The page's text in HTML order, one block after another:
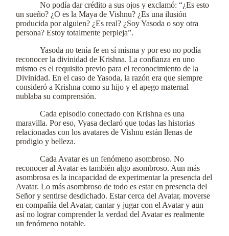
No podía dar crédito a sus ojos y exclamó: “¿Es esto
un sueño? ¿O es la Maya de Vishnu? ¿Es una ilusión
producida por alguien? ¿Es real? ¿Soy Yasoda o soy otra
persona? Estoy totalmente perpleja”.
Yasoda no tenía fe en sí misma y por eso no podía
reconocer la divinidad de Krishna. La confianza en uno
mismo es el requisito previo para el reconocimiento de la
Divinidad. En el caso de Yasoda, la razón era que siempre
consideró a Krishna como su hijo y el apego maternal
nublaba su comprensión.
Cada episodio conectado con Krishna es una
maravilla. Por eso, Vyasa declaró que todas las historias
relacionadas con los avatares de Vishnu están llenas de
prodigio y belleza.
Cada Avatar es un fenómeno asombroso. No
reconocer al Avatar es también algo asombroso. Aun más
asombrosa es la incapacidad de experimentar la presencia del
Avatar. Lo más asombroso de todo es estar en presencia del
Señor y sentirse desdichado. Estar cerca del Avatar, moverse
en compañía del Avatar, cantar y jugar con el Avatar y aun
así no lograr comprender la verdad del Avatar es realmente
un fenómeno notable.